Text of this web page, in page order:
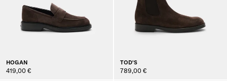
HOGAN
419,00 €
TOD'S
789,00 €